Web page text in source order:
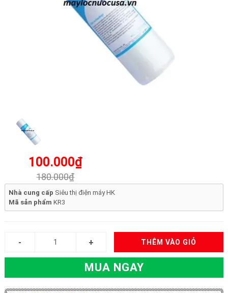
100.000₫
180.000₫
Nhà cung cấp Siêu thị điện máy HK
Mã sản phẩm KR3
THÊM VÀO GIỎ
MUA NGAY